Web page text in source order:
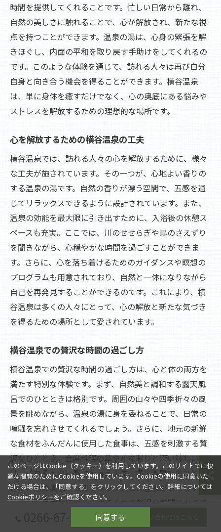
時間を提供してくれることです。忙しい日常から離れ、
自然の美しさに触れることで、心が解放され、新たな視
点を持つことができます。温泉の湯は、心身の緊張を解
きほぐし、内面の平和を取り戻す手助けをしてくれるの
です。このような体験を通じて、訪れる人々は再び自分
自身と向き合う機会を得ることができます。横谷温泉
は、単に身体を癒すだけでなく、心の奥底にある悩みや
ストレスを解放するための理想的な場所です。
心を解放するための横谷温泉の工夫
横谷温泉では、訪れる人々の心を解放するために、様々
な工夫が施されています。その一つが、心地よい香りの
する温泉の湯です。自然の香りが漂う空間で、五感を通
じてリラックスできるように設計されています。また、
温泉の効能を最大限に引き出すために、入浴後の休憩ス
ペースも充実。ここでは、川のせせらぎや鳥のさえずり
を聞きながら、心穏やかな時間を過ごすことができま
す。さらに、心を落ち着けるためのガイダンスや瞑想の
プログラムも用意されており、自然と一体になりながら
自己を再発見することができるのです。これにより、横
谷温泉は多くの人々にとって、心の解放と新たな気づき
を得るための場所として愛されています。
横谷温泉での贅沢な時間の過ごし方
横谷温泉での贅沢な時間の過ごし方は、心と体の両方を
満たす特別な体験です。まず、自然美と調和する露天風
呂でのひとときは格別です。周囲の山々や四季折々の風
景を眺めながら、温泉の湯に身を委ねることで、日常の
喧騒を忘れさせてくれるでしょう。さらに、地元の新鮮
な食材をふんだんに使用した食事は、五感を刺激する贅
沢なひととき。会席料理の華やかな彩りと深い味わい
は、訪れる人々に感動を与えます。横谷温泉でのひとと
きは、心の奥底からのリラックスと、温泉がもたらす癒
しの力を最大限に感じさせてくれる贅沢な時間となるで
このページはCookie（クッキー）を利用しています。このサイトでは快
適な閲覧のためにCookieを使用しています。Cookieの使用に同意いた
だける場合は、「同意する」をクリックしてください。詳細については
Cookieポリシーをご確認ください。
同意する